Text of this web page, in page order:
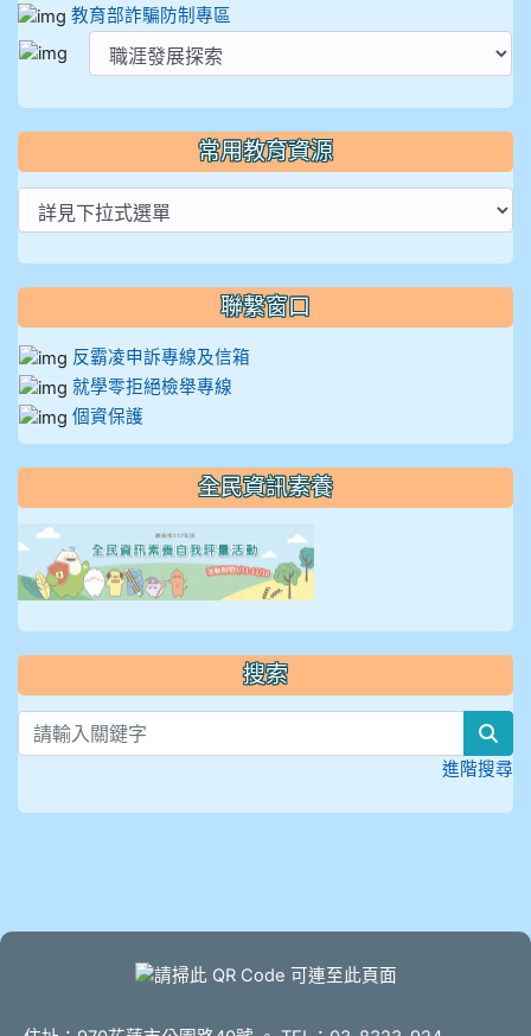
教育部詐騙防制專區
常用教育資源
聯繫窗口
反霸凌申訴專線及信箱
就學零拒絕檢舉專線
個資保護
全民資訊素養
搜索
進階搜尋